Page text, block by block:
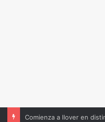
Comienza a llover en